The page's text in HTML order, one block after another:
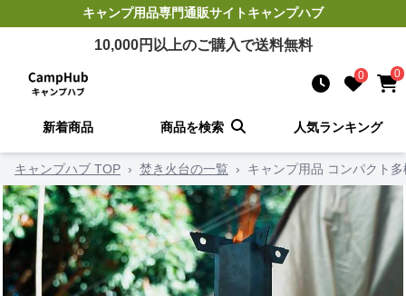
キャンプ用品専門通販サイトキャンプハブ
10,000円以上のご購入で送料無料
0 0
新着商品 商品を検索 人気ランキング
キャンプハブ TOP › 焚き火台の一覧 › キャンプ用品 コンパクト